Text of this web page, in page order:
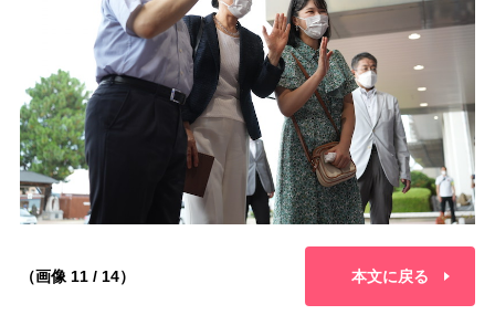
（画像 11 / 14） 本文に戻る